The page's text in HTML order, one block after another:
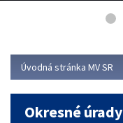
asociácie poisťovní
Viac
Úvodná stránka MV SR
Okresné úrady